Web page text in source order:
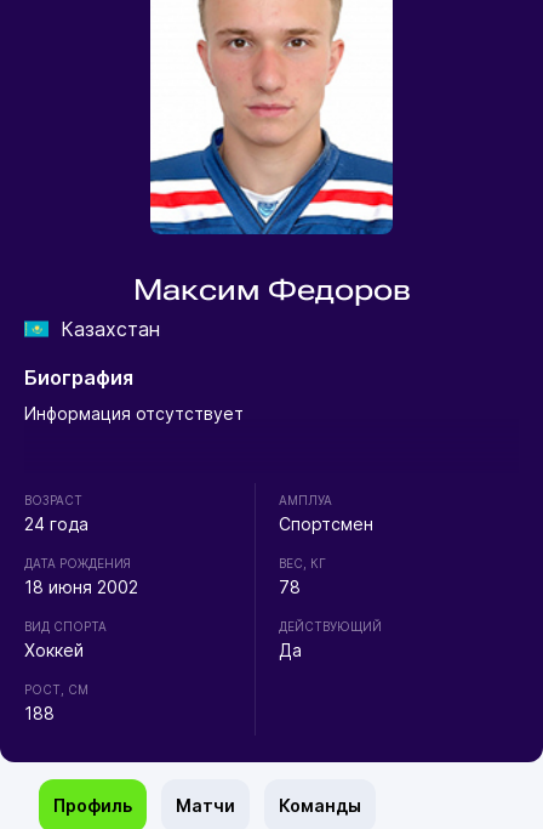
Максим Федоров
Казахстан
Биография
Информация отсутствует
ВОЗРАСТ
24 года
ДАТА РОЖДЕНИЯ
18 июня 2002
ВИД СПОРТА
Хоккей
РОСТ, СМ
188
АМПЛУА
Спортсмен
ВЕС, КГ
78
ДЕЙСТВУЮЩИЙ
Да
Профиль Матчи Команды